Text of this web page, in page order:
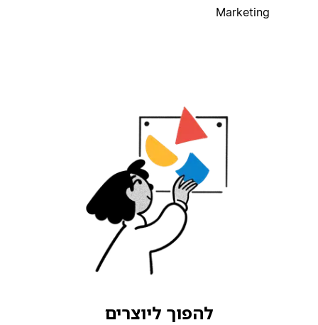
Marketing
להפוך ליוצרים